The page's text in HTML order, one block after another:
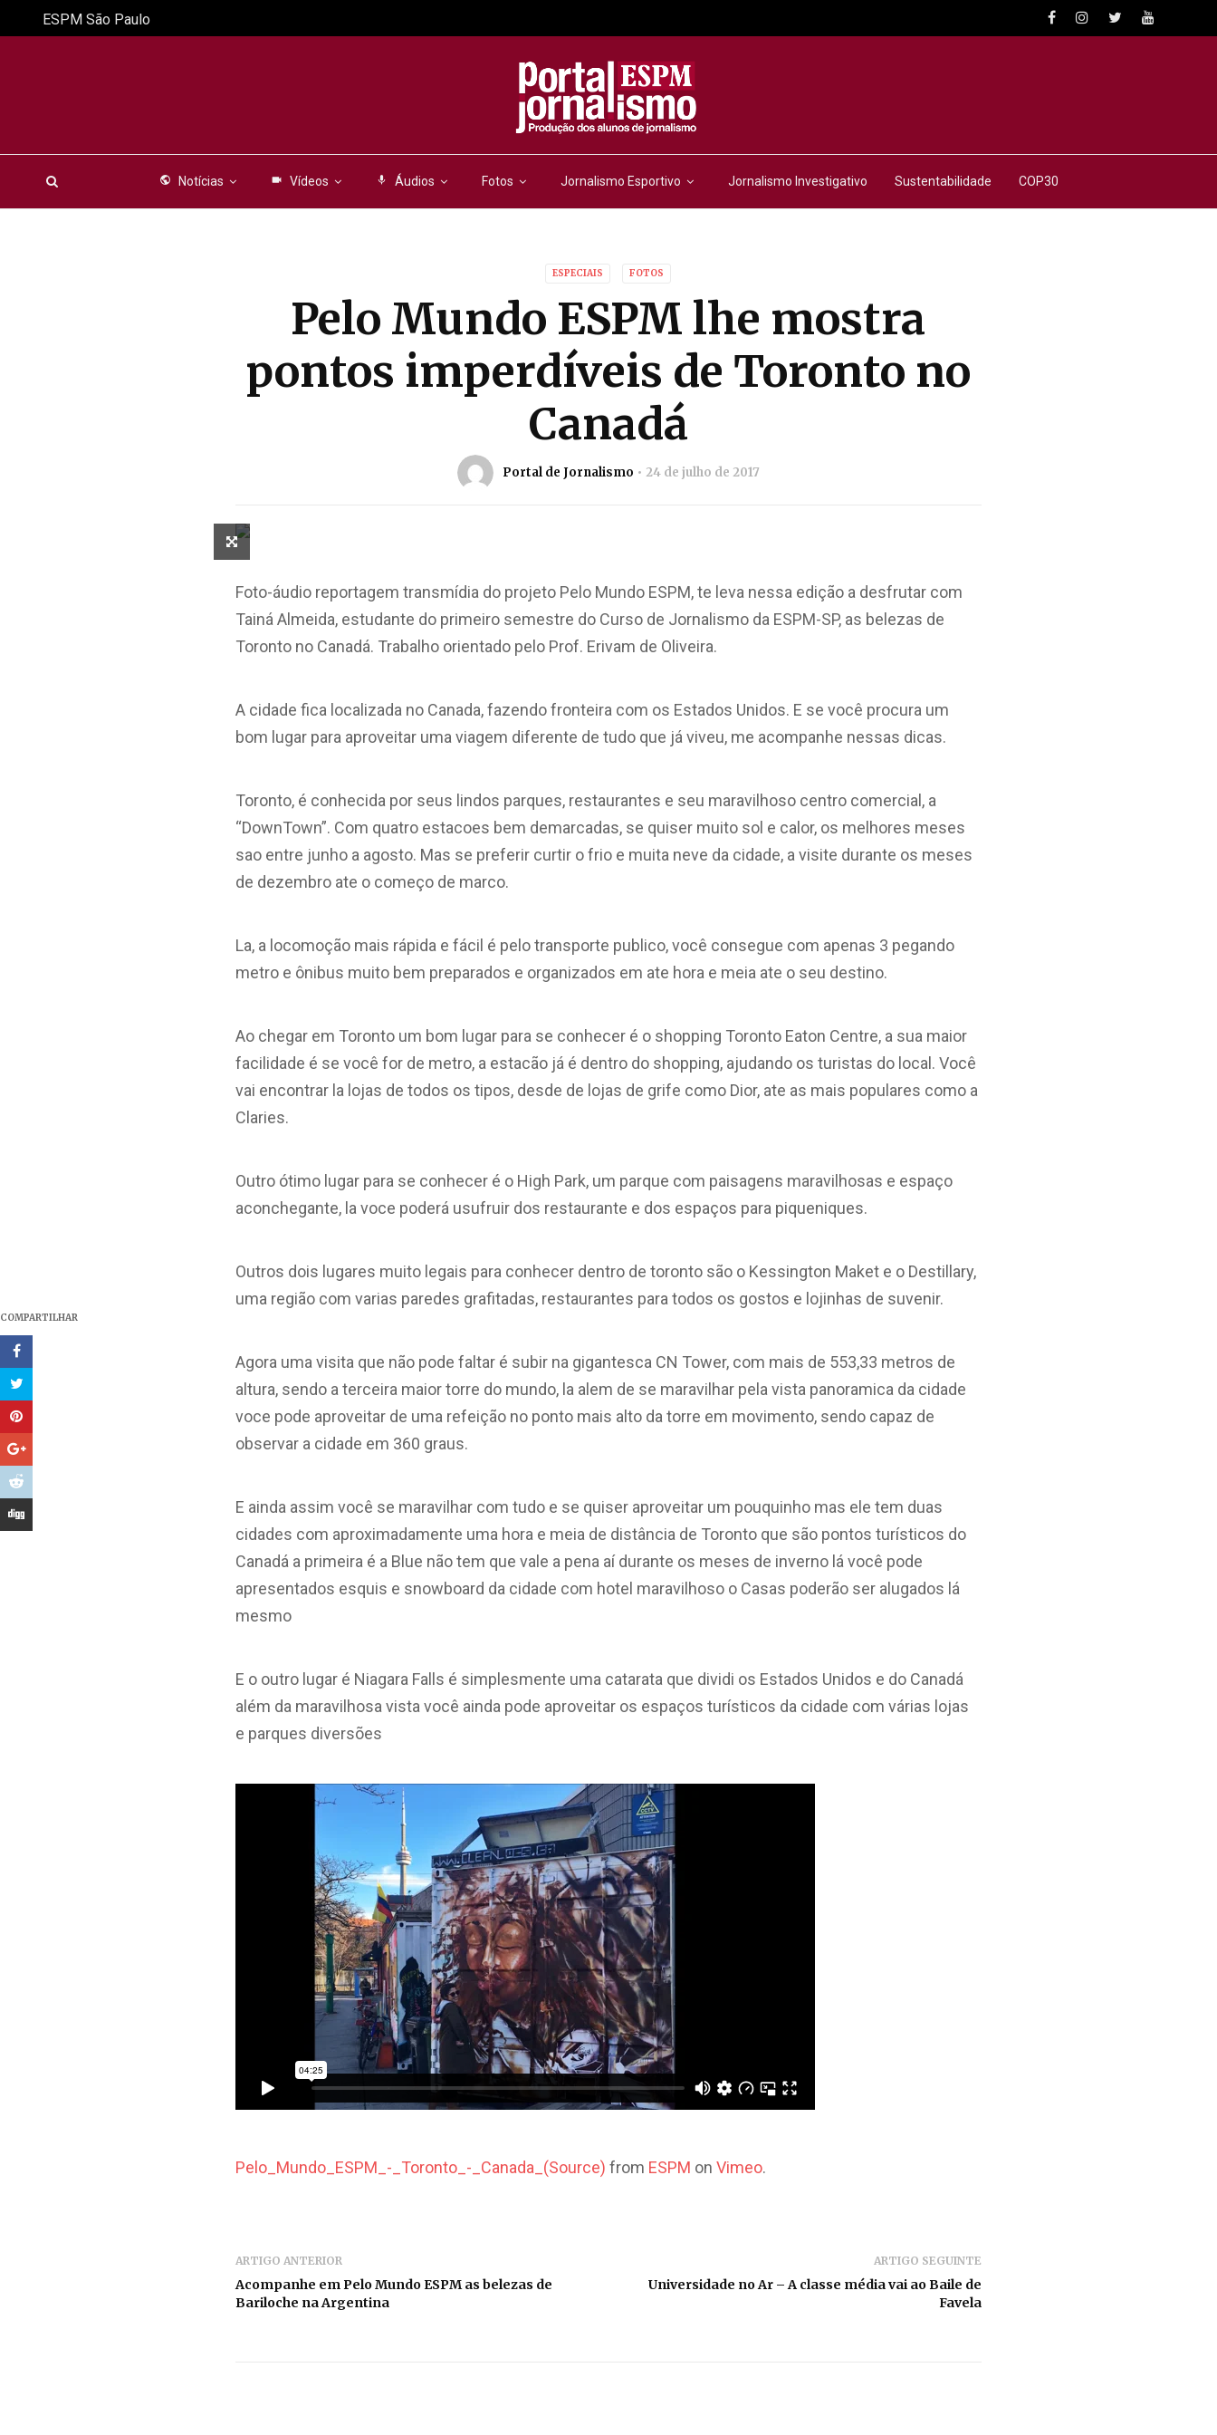
public Notícias videocam Vídeos mic Áudios Fotos Jornalismo Esportivo Jornalismo Investigativo Sustentabilidade COP30
ESPM São Paulo
ESPECIAIS FOTOS
Pelo Mundo ESPM lhe mostra
pontos imperdíveis de Toronto no
Canadá
Portal de Jornalismo 24 de julho de 2017
COMPARTILHAR
Foto-áudio reportagem transmídia do projeto Pelo Mundo ESPM, te leva nessa edição a desfrutar com
Tainá Almeida, estudante do primeiro semestre do Curso de Jornalismo da ESPM-SP, as belezas de
Toronto no Canadá. Trabalho orientado pelo Prof. Erivam de Oliveira.
A cidade fica localizada no Canada, fazendo fronteira com os Estados Unidos. E se você procura um
bom lugar para aproveitar uma viagem diferente de tudo que já viveu, me acompanhe nessas dicas.
Toronto, é conhecida por seus lindos parques, restaurantes e seu maravilhoso centro comercial, a
“DownTown”. Com quatro estacoes bem demarcadas, se quiser muito sol e calor, os melhores meses
sao entre junho a agosto. Mas se preferir curtir o frio e muita neve da cidade, a visite durante os meses
de dezembro ate o começo de marco.
La, a locomoção mais rápida e fácil é pelo transporte publico, você consegue com apenas 3 pegando
metro e ônibus muito bem preparados e organizados em ate hora e meia ate o seu destino.
Ao chegar em Toronto um bom lugar para se conhecer é o shopping Toronto Eaton Centre, a sua maior
facilidade é se você for de metro, a estacão já é dentro do shopping, ajudando os turistas do local. Você
vai encontrar la lojas de todos os tipos, desde de lojas de grife como Dior, ate as mais populares como a
Claries.
Outro ótimo lugar para se conhecer é o High Park, um parque com paisagens maravilhosas e espaço
aconchegante, la voce poderá usufruir dos restaurante e dos espaços para piqueniques.
Outros dois lugares muito legais para conhecer dentro de toronto são o Kessington Maket e o Destillary,
uma região com varias paredes grafitadas, restaurantes para todos os gostos e lojinhas de suvenir.
Agora uma visita que não pode faltar é subir na gigantesca CN Tower, com mais de 553,33 metros de
altura, sendo a terceira maior torre do mundo, la alem de se maravilhar pela vista panoramica da cidade
voce pode aproveitar de uma refeição no ponto mais alto da torre em movimento, sendo capaz de
observar a cidade em 360 graus.
E ainda assim você se maravilhar com tudo e se quiser aproveitar um pouquinho mas ele tem duas
cidades com aproximadamente uma hora e meia de distância de Toronto que são pontos turísticos do
Canadá a primeira é a Blue não tem que vale a pena aí durante os meses de inverno lá você pode
apresentados esquis e snowboard da cidade com hotel maravilhoso o Casas poderão ser alugados lá
mesmo
E o outro lugar é Niagara Falls é simplesmente uma catarata que dividi os Estados Unidos e do Canadá
além da maravilhosa vista você ainda pode aproveitar os espaços turísticos da cidade com várias lojas
e parques diversões
Pelo_Mundo_ESPM_-_Toronto_-_Canada_(Source) from ESPM onVimeo.
ARTIGO ANTERIOR
Acompanhe em Pelo Mundo ESPM as belezas de
Bariloche na Argentina
ARTIGO SEGUINTE
Universidade no Ar – A classe média vai ao Baile de
Favela